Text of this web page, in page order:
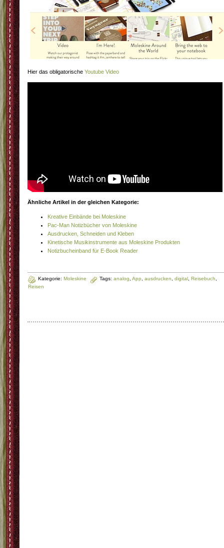
Hier das obligatorische Youtube Video
Ähnliche Artikel in der gleichen Kategorie:
Kreative Einbände bei Moleskine
Pac-Man Notizbücher von Moleskine
Ausdrucken, Schneiden und Kleben
Kinetische Musikinstrumente aus Moleskine Produkten
Notizbucheinband für E-Book Reader
Kategorie: Moleskine Tags: analog App ausdrucken digital Reisebuch
Reisen